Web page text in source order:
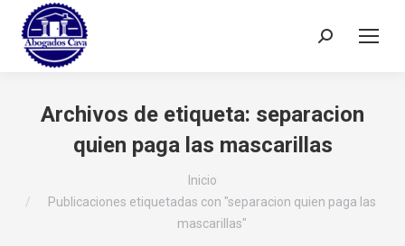
Buscar:
Archivos de etiqueta: separacion
quien paga las mascarillas
Inicio
Publicaciones etiquetadas con "separacion quien paga las
mascarillas"